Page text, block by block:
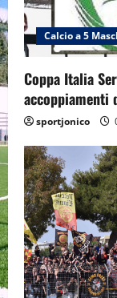
Calcio a 5
Coppa Italia
accoppiamenti
sportjonico